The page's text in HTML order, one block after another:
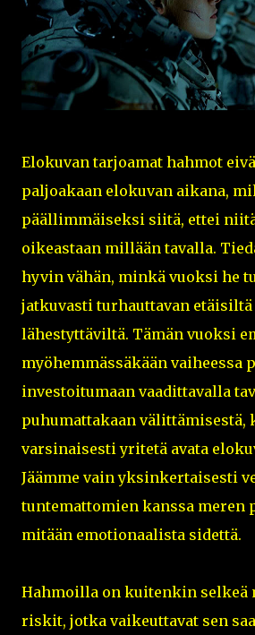
Elokuvan tarjoamat hahmot
paljoakaan elokuvan aikana,
päällimmäiseksi siitä, ettei
oikeastaan millään tavalla.
hyvin vähän, minkä vuoksi he
jatkuvasti turhauttavan etäisiltä
lähestyttäviltä. Tämän vuoksi
myöhemmässäkään vaiheessa
investoitumaan vaadittavalla
puhumattakaan välittämisestä,
varsinaisesti yritetä avata
Jäämme vain yksinkertaisesti
tuntemattomien kanssa meren
mitään emotionaalista sidettä.
Hahmoilla on kuitenkin selkeä
riskit, jotka vaikeuttavat sen